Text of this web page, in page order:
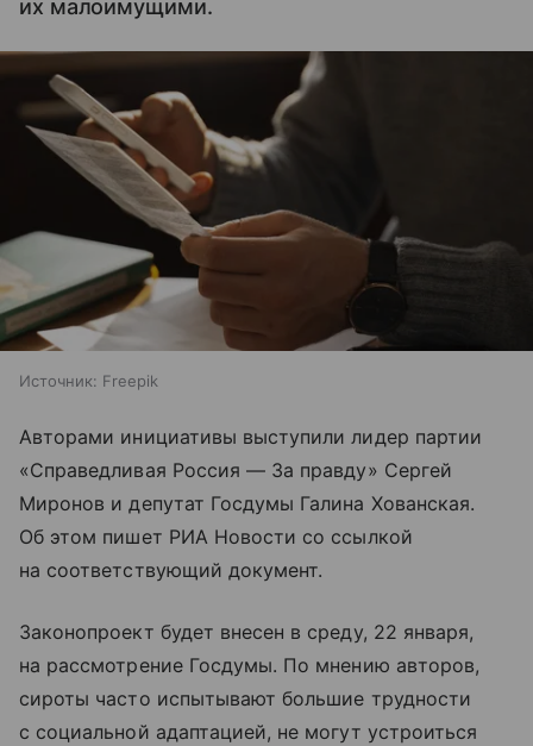
их малоимущими.
Источник: Freepik
Авторами инициативы выступили лидер партии
«Справедливая Россия — За правду» Сергей
Миронов и депутат Госдумы Галина Хованская.
Об этом пишет РИА Новости со ссылкой
на соответствующий документ.
Законопроект будет внесен в среду, 22 января,
на рассмотрение Госдумы. По мнению авторов,
сироты часто испытывают большие трудности
с социальной адаптацией, не могут устроиться